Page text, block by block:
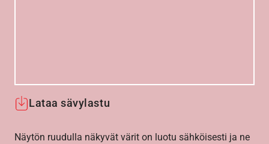
Lataa sävylastu
Näytön ruudulla näkyvät värit on luotu sähköisesti ja ne